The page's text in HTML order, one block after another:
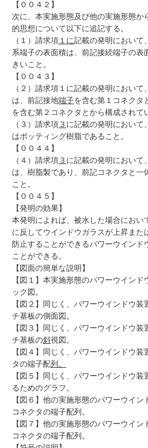
【００４２】
次に、本実施形態及び他の実施形態か
的思想について以下に追記する。
（１）請求項 １に記載の発明において
系端子の表面積は、前記接続端子の表
きいこと。
【００４３】
（２）請求項１に記載の発明において
は、前記接地端子を含む第１コネクタ
を含む第２コネクタとから構成されて
（３）請求項 ３ に記載の発明において、
はポッティング樹脂であること。
【００４４】
（４）請求項 ３ に記載の発明において
は、樹脂製であり、前記コネクタと一
こと。
【００４５】
【発明の効果】
本発明によれば、被水した場合におい
に反してウインドウガラスが上昇また
防止することができるパワーウインド
ことができる。
【図面の簡単な説明】
【図１】本実施形態のパワーウインド
ック図。
【図２】同じく、パワーウインドウ装
チ基板の側面図。
【図３】同じく、パワーウインドウ装
チ基板の斜視図。
【図４】同じく、パワーウインドウ装
タの端子配列。
【図５】同じく、パワーウインドウ装
るためのグラフ。
【図６】他の実施形態のパワーウイン
コネクタの端子配列。
【図７】他の実施形態のパワーウイン
コネクタの端子配列。